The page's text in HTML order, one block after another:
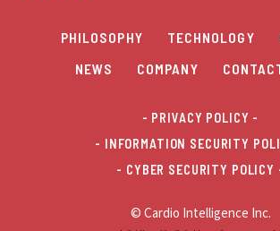
PHILOSOPHY TECHNOLOGY
NEWS
COMPANY
- PRIVACY POLICY
- INFORMATION SECURITY
- CYBER SECURITY POLICY
© Cardio Intelligence Inc.